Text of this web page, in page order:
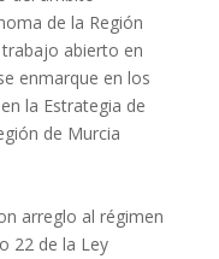
de la Región
abierto en
enmarque en los
la Estrategia de
de Murcia
arreglo al régimen
22 de la Ley